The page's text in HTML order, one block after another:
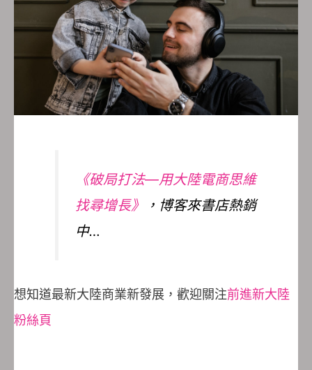
《破局打法—用大陸電商思維
找尋增長》
，博客來書店熱銷
中…
想知道最新大陸商業新發展，歡迎關注前進新大陸
粉絲頁